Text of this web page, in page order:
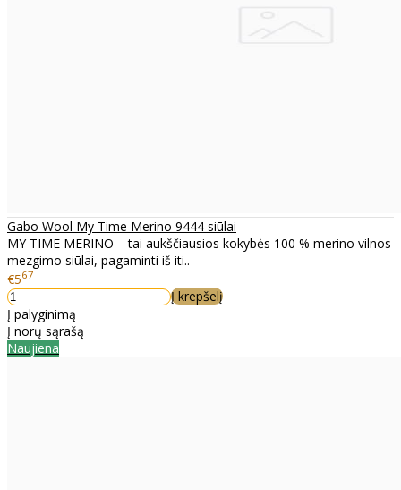
Gabo Wool My Time Merino 9444 siūlai
MY TIME MERINO – tai aukščiausios kokybės 100 % merino vilnos
mezgimo siūlai, pagaminti iš iti..
€567
Į krepšelį
Į palyginimą
Į norų sąrašą
Naujiena